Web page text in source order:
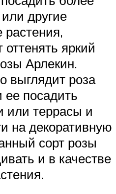
другие
растения,
оттенять яркий
Арлекин.
выглядит роза
ее посадить
или террасы и
на декоративную
сорт розы
и в качестве